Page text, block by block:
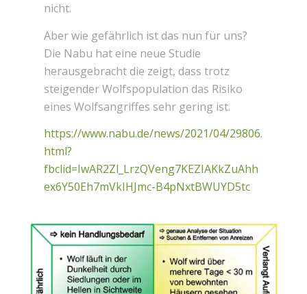
nicht.
Aber wie gefährlich ist das nun für uns?
Die Nabu hat eine neue Studie
herausgebracht die zeigt, dass trotz
steigender Wolfspopulation das Risiko
eines Wolfsangriffes sehr gering ist.
https://www.nabu.de/news/2021/04/29806.
html?
fbclid=IwAR2Zl_LrzQVeng7KEZIAKkZuAhh
ex6Y50Eh7mVkIHJmc-B4pNxtBWUYD5tc